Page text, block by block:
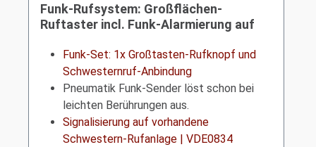
Funk-Rufsystem: Großflächen-
Ruftaster incl. Funk-Alarmierung auf
Funk-Set: 1x Großtasten-Rufknopf und
Schwesternruf-Anbindung
Pneumatik Funk-Sender löst schon bei
leichten Berührungen aus.
Signalisierung auf vorhandene
Schwestern-Rufanlage | VDE0834